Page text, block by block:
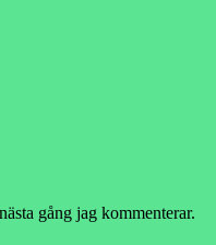
gång jag kommenterar.